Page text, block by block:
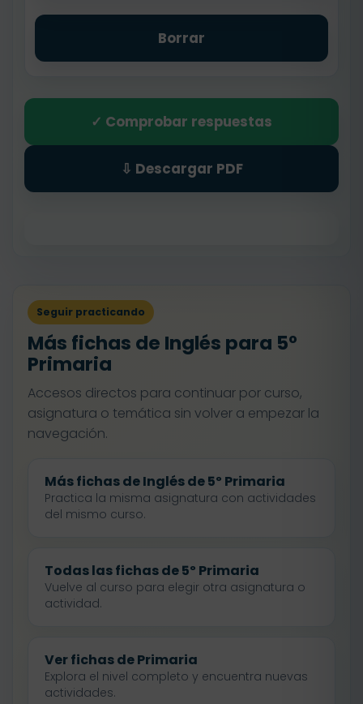
Borrar
✓ Comprobar respuestas
⇩ Descargar PDF
Seguir practicando
Más fichas de Inglés para 5º
Primaria
Accesos directos para continuar por curso,
asignatura o temática sin volver a empezar la
navegación.
Más fichas de Inglés de 5º Primaria
Practica la misma asignatura con actividades
del mismo curso.
Todas las fichas de 5º Primaria
Vuelve al curso para elegir otra asignatura o
actividad.
Ver fichas de Primaria
Explora el nivel completo y encuentra nuevas
actividades.